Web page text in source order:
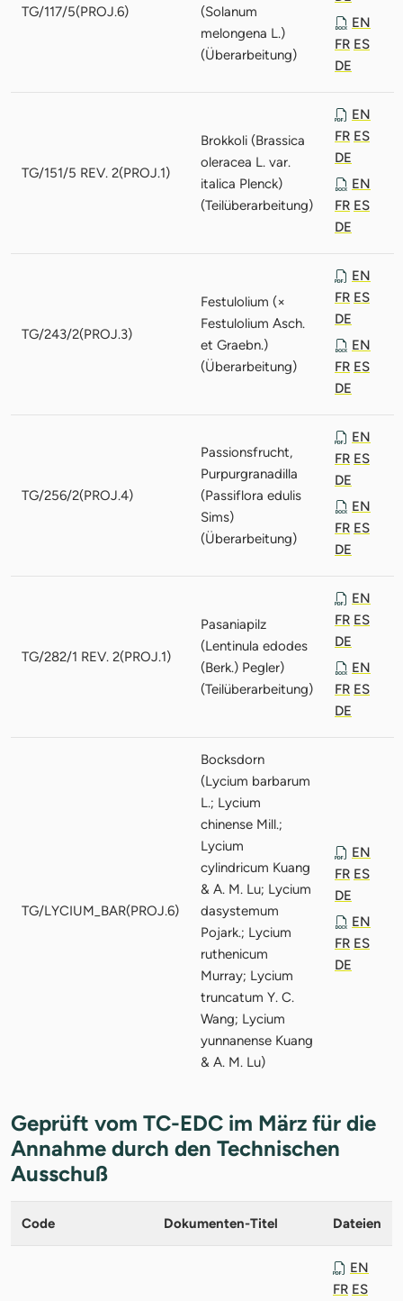
TG/117/5(PROJ.6)
(Solanum
melongena L.)
(Überarbeitung)
EN
FR ES
DE
TG/151/5 REV. 2(PROJ.1)
Brokkoli (Brassica
oleracea L. var.
italica Plenck)
(Teilüberarbeitung)
EN
FR ES
DE
EN
FR ES
DE
TG/243/2(PROJ.3)
Festulolium (×
Festulolium Asch.
et Graebn.)
(Überarbeitung)
EN
FR ES
DE
EN
FR ES
DE
TG/256/2(PROJ.4)
Passionsfrucht,
Purpurgranadilla
(Passiflora edulis
Sims)
(Überarbeitung)
EN
FR ES
DE
EN
FR ES
DE
TG/282/1 REV. 2(PROJ.1)
Pasaniapilz
(Lentinula edodes
(Berk.) Pegler)
(Teilüberarbeitung)
EN
FR ES
DE
EN
FR ES
DE
TG/LYCIUM_BAR(PROJ.6)
Bocksdorn
(Lycium barbarum
L.; Lycium
chinense Mill.;
Lycium
cylindricum Kuang
& A. M. Lu; Lycium
dasystemum
Pojark.; Lycium
ruthenicum
Murray; Lycium
truncatum Y. C.
Wang; Lycium
yunnanense Kuang
& A. M. Lu)
EN
FR ES
DE
EN
FR ES
DE
Geprüft vom TC-EDC im März für die
Annahme durch den Technischen
Ausschuß
Code Dokumenten-Titel Dateien
EN
FR ES